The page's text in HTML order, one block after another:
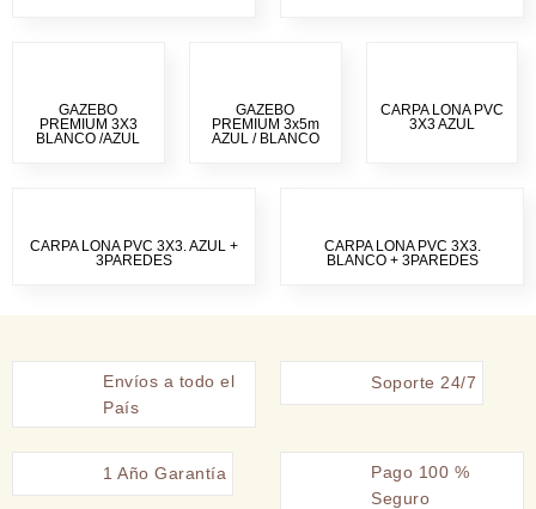
GAZEBO
PREMIUM 3X3
BLANCO /AZUL
GAZEBO
PREMIUM 3x5m
AZUL / BLANCO
CARPA LONA PVC
3X3 AZUL
CARPA LONA PVC 3X3. AZUL +
3PAREDES
CARPA LONA PVC 3X3.
BLANCO + 3PAREDES
Envíos a todo el
País
Soporte 24/7
1 Año Garantía
Pago 100 %
Seguro